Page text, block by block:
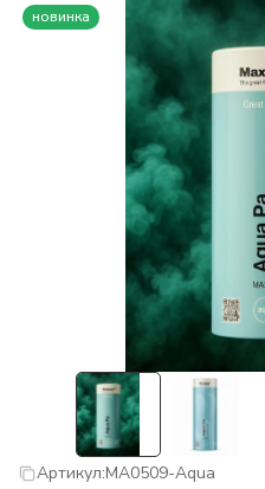
новинка
Артикул:MA0509-Aqua